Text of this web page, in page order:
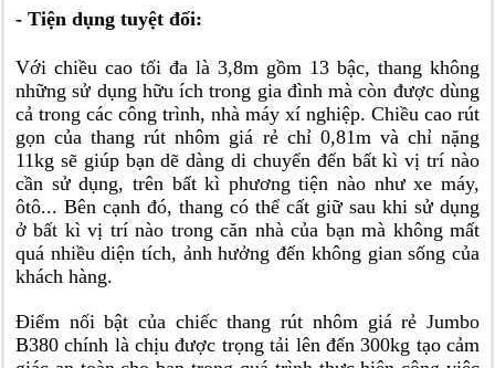
- Tiện dụng tuyệt đối:
Với chiều cao tối đa là 3,8m gồm 13 bậc, thang không
những sử dụng hữu ích trong gia đình mà còn được dùng
cả trong các công trình, nhà máy xí nghiệp. Chiều cao rút
gọn của thang rút nhôm giá rẻ chỉ 0,81m và chỉ nặng
11kg sẽ giúp bạn dẽ dàng di chuyển đến bất kì vị trí nào
cần sử dụng, trên bất kì phương tiện nào như xe máy,
ôtô... Bên cạnh đó, thang có thể cất giữ sau khi sử dụng
ở bất kì vị trí nào trong căn nhà của bạn mà không mất
quá nhiều diện tích, ảnh hưởng đến không gian sống của
khách hàng.
Điểm nối bật của chiếc thang rút nhôm giá rẻ Jumbo
B380 chính là chịu được trọng tải lên đến 300kg tạo cảm